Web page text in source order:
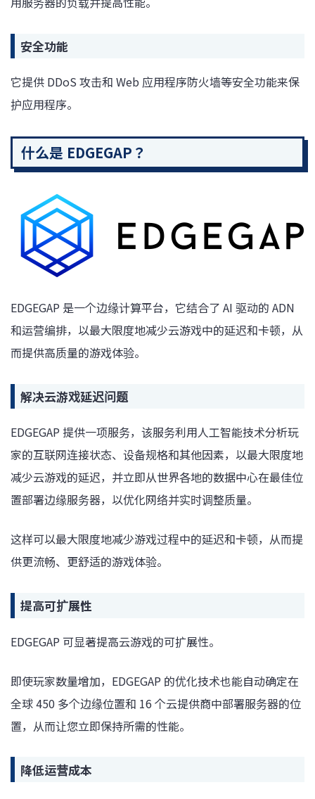
安全功能
它提供 DDoS 攻击和 Web 应用程序防火墙等安全功能来保
护应用程序。
什么是 EDGEGAP？
EDGEGAP 是一个边缘计算平台，它结合了 AI 驱动的 ADN
和运营编排，以最大限度地减少云游戏中的延迟和卡顿，从
而提供高质量的游戏体验。
解决云游戏延迟问题
EDGEGAP 提供一项服务，该服务利用人工智能技术分析玩
家的互联网连接状态、设备规格和其他因素，以最大限度地
减少云游戏的延迟，并立即从世界各地的数据中心在最佳位
置部署边缘服务器，以优化网络并实时调整质量。
这样可以最大限度地减少游戏过程中的延迟和卡顿，从而提
供更流畅、更舒适的游戏体验。
提高可扩展性
EDGEGAP 可显著提高云游戏的可扩展性。
即使玩家数量增加，EDGEGAP 的优化技术也能自动确定在
全球 450 多个边缘位置和 16 个云提供商中部署服务器的位
置，从而让您立即保持所需的性能。
降低运营成本